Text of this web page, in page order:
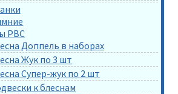
РВС
Доппель в наборах
Жук по 3 шт
Супер-жук по 2 шт
к блеснам